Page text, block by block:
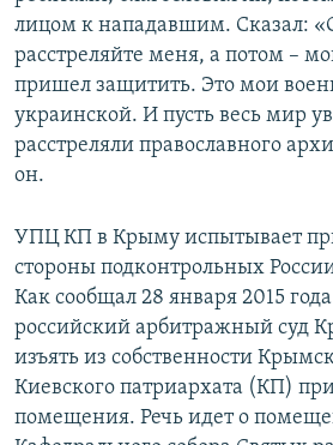
лицом к нападавшим. Сказал:
расстреляйте меня, а потом –
пришел защитить. Это мои
украинской. И пусть весь мир
расстреляли православного
он.
УПЦ КП в Крыму испытывает
стороны подконтрольных
Как сообщал 28 января 2015
российский арбитражный суд
изъять из собственности
Киевского патриархата (КП)
помещения. Речь идет о